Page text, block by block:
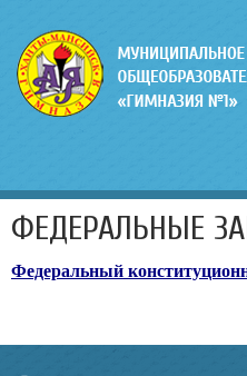
ФЕДЕРАЛЬНЫЕ
Федеральный